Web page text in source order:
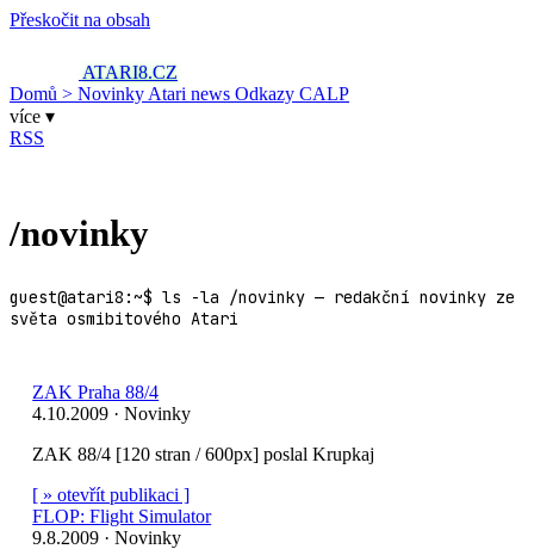
Přeskočit na obsah
ATARI8.CZ
Domů > Novinky Atari news Odkazy CALP
více ▾
RSS
/novinky
guest@atari8:~$ ls -la /novinky — redakční novinky ze
světa osmibitového Atari
ZAK Praha 88/4
4.10.2009 · Novinky
ZAK 88/4 [120 stran / 600px] poslal Krupkaj
[ » otevřít publikaci ]
FLOP: Flight Simulator
9.8.2009 · Novinky